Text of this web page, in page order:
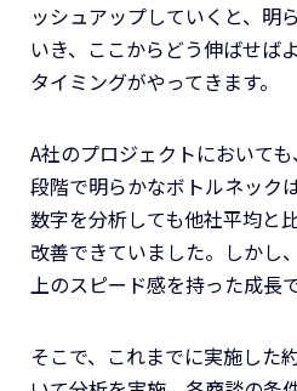
ッシュアップしていくと、明
いき、ここからどう伸ばせば
タイミングがやってきます。
A社のプロジェクトにおいて
段階で明らかなボトルネック
数字を分析しても他社平均と
改善できていました。しかし
上のスピード感を持った成長で
そこで、これまでに実施した